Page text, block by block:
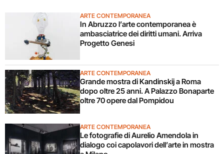
ARTE CONTEMPORANEA
In Abruzzo l’arte contemporanea è
ambasciatrice dei diritti umani. Arriva
Progetto Genesi
ARTE CONTEMPORANEA
Grande mostra di Kandinskij a Roma
dopo oltre 25 anni. A Palazzo Bonaparte
oltre 70 opere dal Pompidou
ARTE CONTEMPORANEA
Le fotografie di Aurelio Amendola in
dialogo coi capolavori dell’arte in mostra